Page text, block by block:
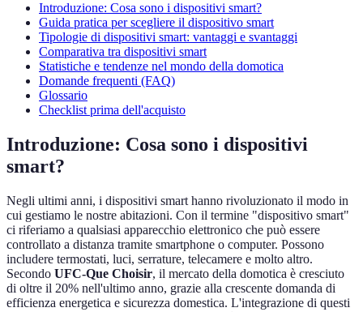
Introduzione: Cosa sono i dispositivi smart?
Guida pratica per scegliere il dispositivo smart
Tipologie di dispositivi smart: vantaggi e svantaggi
Comparativa tra dispositivi smart
Statistiche e tendenze nel mondo della domotica
Domande frequenti (FAQ)
Glossario
Checklist prima dell'acquisto
Introduzione: Cosa sono i dispositivi
smart?
Negli ultimi anni, i dispositivi smart hanno rivoluzionato il modo in
cui gestiamo le nostre abitazioni. Con il termine "dispositivo smart"
ci riferiamo a qualsiasi apparecchio elettronico che può essere
controllato a distanza tramite smartphone o computer. Possono
includere termostati, luci, serrature, telecamere e molto altro.
Secondo UFC-Que Choisir, il mercato della domotica è cresciuto
di oltre il 20% nell'ultimo anno, grazie alla crescente domanda di
efficienza energetica e sicurezza domestica. L'integrazione di questi